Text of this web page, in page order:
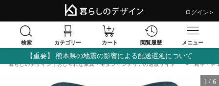
ログイン＞
検索 カテゴリー カート 閲覧履歴 メニュー
【重要】 熊本県の地震の影響による配送遅延について
暮らしのデザイン｜おしゃれな家具・モダンインテリアの通販サイト 椅子・チ
1 / 6